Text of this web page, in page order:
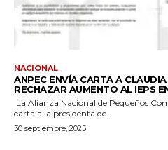
NACIONAL
ANPEC ENVÍA CARTA A
RECHAZAR AUMENTO AL IEPS
La Alianza Nacional de Pequeños
carta a la presidenta de...
30 septiembre, 2025